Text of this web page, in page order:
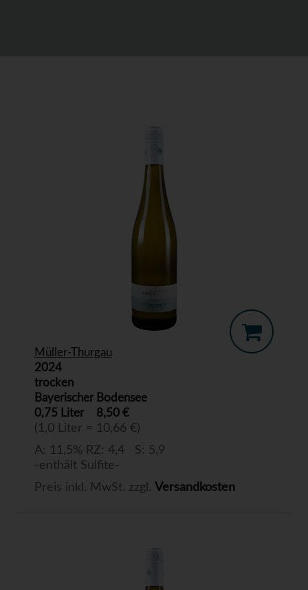
Müller-Thurgau
2024
trocken
Bayerischer Bodensee
0,75 Liter
8,50 €
(1,0 Liter = 10,66 €)
A: 11,5% RZ: 4,4 S: 5,9
-enthält Sulfite-
Preis inkl. MwSt. zzgl. Versandkosten